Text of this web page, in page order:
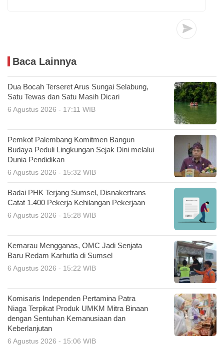
Baca Lainnya
Dua Bocah Terseret Arus Sungai Selabung,
Satu Tewas dan Satu Masih Dicari
6 Agustus 2026 - 17:11 WIB
Pemkot Palembang Komitmen Bangun
Budaya Peduli Lingkungan Sejak Dini melalui
Dunia Pendidikan
6 Agustus 2026 - 15:32 WIB
Badai PHK Terjang Sumsel, Disnakertrans
Catat 1.400 Pekerja Kehilangan Pekerjaan
6 Agustus 2026 - 15:28 WIB
Kemarau Mengganas, OMC Jadi Senjata
Baru Redam Karhutla di Sumsel
6 Agustus 2026 - 15:22 WIB
Komisaris Independen Pertamina Patra
Niaga Terpikat Produk UMKM Mitra Binaan
dengan Sentuhan Kemanusiaan dan
Keberlanjutan
6 Agustus 2026 - 15:06 WIB